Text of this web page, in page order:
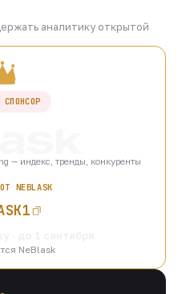
аналитику открытой
СПОНСОР
— индекс, тренды, конкуренты
NEBLASK
NeBlask